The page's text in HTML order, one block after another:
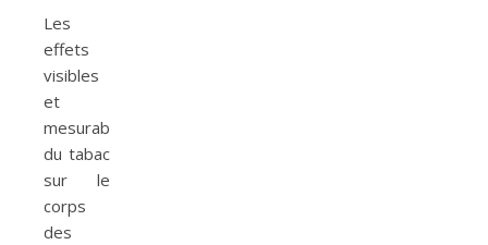
Les
effets
visibles
et
mesurables
du tabac
sur le
corps
des